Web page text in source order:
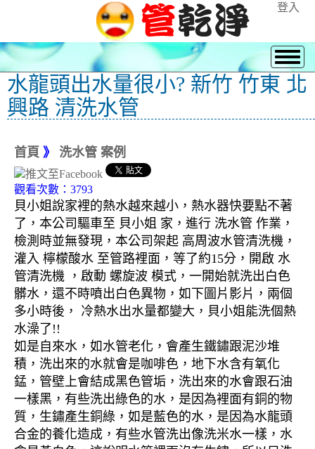
登入
水龍頭出水量很小? 新竹 竹東 北
興路 清洗水管
首頁 》 洗水管 案例
觀看次數：3793
貝小姐說家裡的熱水越來越小，熱水器快要點不著
了，本公司驅車至 貝小姐 家，進行 洗水管 作業，
檢測時並無發現，本公司架起 高周波水管清洗機，
灌入 檸檬酸水 至管路裡面，等了約15分，開啟 水
管清洗機 ，啟動 螺旋波 模式，一開始就洗出白色
髒水，還不時噴出白色異物，如下圖片影片，兩個
多小時後， 冷熱水出水量都變大，貝小姐能洗個熱
水澡了!!
如是自來水，如水管老化，會產生鐵鏽跟泥沙堆
積，洗出來的水就會是咖啡色，地下水含有氧化
錳，管壁上會結成黑色管垢，洗出來的水會跟石油
一樣黑，有些洗出綠色的水，是因為裡面有銅的物
質，生鏽產生銅綠，如是藍色的水，是因為水龍頭
合金的養化造成，有些水管洗出像洗米水一樣，水